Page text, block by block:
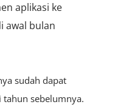
aplikasi ke
awal bulan
sudah dapat
tahun sebelumnya.